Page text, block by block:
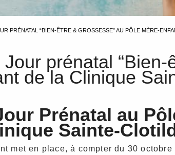
PRÉNATAL “BIEN-ÊTRE & GROSSESSE” AU PÔLE MÈRE-
prénatal
de la Clinique
Prénatal au
Sainte-
met en place, à compter du 30